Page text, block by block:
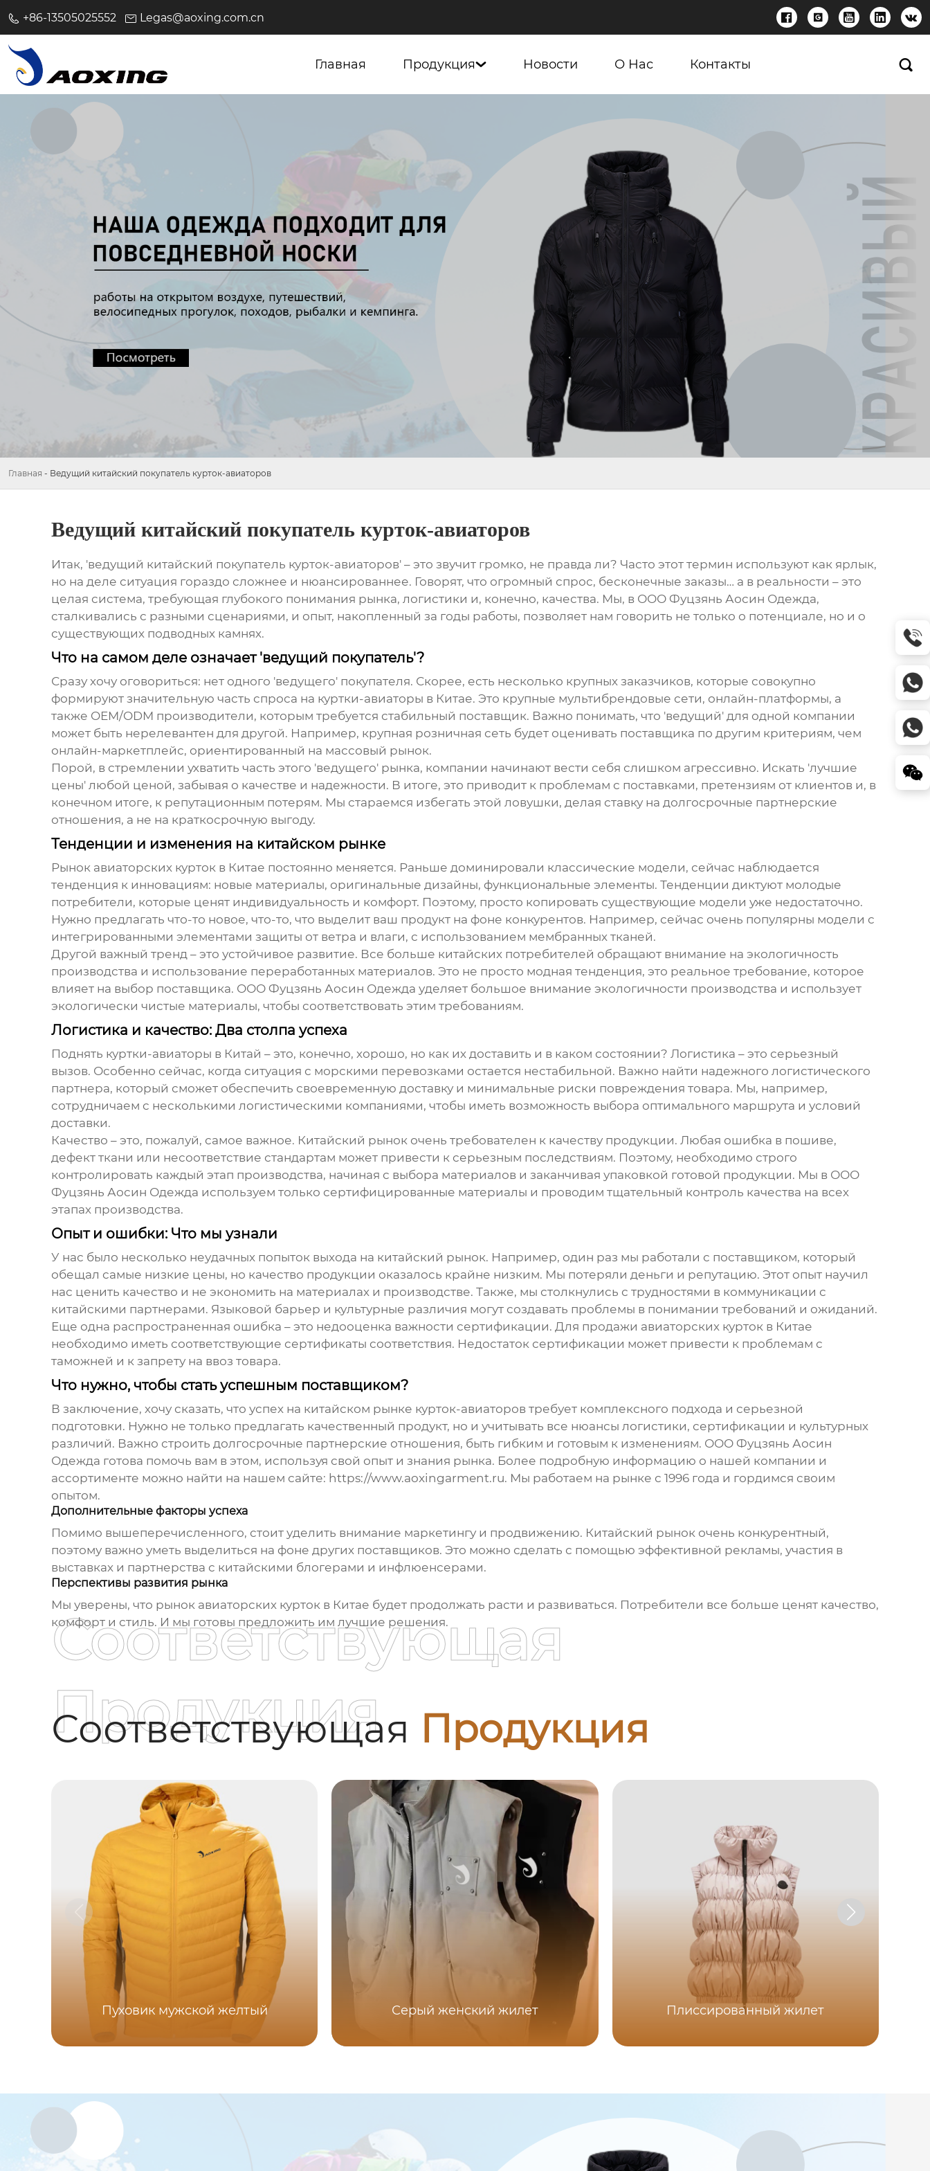
+86-13505025552 Legas@aoxing.com.cn     
Главная Продукция Новости О Нас Контакты 
Главная - Ведущий китайский покупатель курток-авиаторов
Ведущий китайский покупатель курток-авиаторов
Итак, 'ведущий китайский покупатель курток-авиаторов' – это звучит громко, не правда ли? Часто этот термин используют как ярлык,
но на деле ситуация гораздо сложнее и нюансированнее. Говорят, что огромный спрос, бесконечные заказы… а в реальности – это
целая система, требующая глубокого понимания рынка, логистики и, конечно, качества. Мы, в ООО Фуцзянь Аосин Одежда,
сталкивались с разными сценариями, и опыт, накопленный за годы работы, позволяет нам говорить не только о потенциале, но и о
существующих подводных камнях.
Что на самом деле означает 'ведущий покупатель'?
Сразу хочу оговориться: нет одного 'ведущего' покупателя. Скорее, есть несколько крупных заказчиков, которые совокупно
формируют значительную часть спроса на куртки-авиаторы в Китае. Это крупные мультибрендовые сети, онлайн-платформы, а
также OEM/ODM производители, которым требуется стабильный поставщик. Важно понимать, что 'ведущий' для одной компании
может быть нерелевантен для другой. Например, крупная розничная сеть будет оценивать поставщика по другим критериям, чем
онлайн-маркетплейс, ориентированный на массовый рынок.
Порой, в стремлении ухватить часть этого 'ведущего' рынка, компании начинают вести себя слишком агрессивно. Искать 'лучшие
цены' любой ценой, забывая о качестве и надежности. В итоге, это приводит к проблемам с поставками, претензиям от клиентов и, в
конечном итоге, к репутационным потерям. Мы стараемся избегать этой ловушки, делая ставку на долгосрочные партнерские
отношения, а не на краткосрочную выгоду.
Тенденции и изменения на китайском рынке
Рынок авиаторских куртокв Китае постоянно меняется. Раньше доминировали классические модели, сейчас наблюдается
тенденция к инновациям: новые материалы, оригинальные дизайны, функциональные элементы. Тенденции диктуют молодые
потребители, которые ценят индивидуальность и комфорт. Поэтому, просто копировать существующие модели уже недостаточно.
Нужно предлагать что-то новое, что-то, что выделит ваш продукт на фоне конкурентов. Например, сейчас очень популярны модели с
интегрированными элементами защиты от ветра и влаги, с использованием мембранных тканей.
Другой важный тренд – это устойчивое развитие. Все больше китайских потребителей обращают внимание на экологичность
производства и использование переработанных материалов. Это не просто модная тенденция, это реальное требование, которое
влияет на выбор поставщика. ООО Фуцзянь Аосин Одежда уделяет большое внимание экологичности производства и использует
экологически чистые материалы, чтобы соответствовать этим требованиям.
Логистика и качество: Два столпа успеха
Поднять куртки-авиаторы в Китай – это, конечно, хорошо, но как их доставить и в каком состоянии? Логистика – это серьезный
вызов. Особенно сейчас, когда ситуация с морскими перевозками остается нестабильной. Важно найти надежного логистического
партнера, который сможет обеспечить своевременную доставку и минимальные риски повреждения товара. Мы, например,
сотрудничаем с несколькими логистическими компаниями, чтобы иметь возможность выбора оптимального маршрута и условий
доставки.
Качество – это, пожалуй, самое важное. Китайский рынок очень требователен к качеству продукции. Любая ошибка в пошиве,
дефект ткани или несоответствие стандартам может привести к серьезным последствиям. Поэтому, необходимо строго
контролировать каждый этап производства, начиная с выбора материалов и заканчивая упаковкой готовой продукции. Мы в ООО
Фуцзянь Аосин Одежда используем только сертифицированные материалы и проводим тщательный контроль качества на всех
этапах производства.
Опыт и ошибки: Что мы узнали
У нас было несколько неудачных попыток выхода на китайский рынок. Например, один раз мы работали с поставщиком, который
обещал самые низкие цены, но качество продукции оказалось крайне низким. Мы потеряли деньги и репутацию. Этот опыт научил
нас ценить качество и не экономить на материалах и производстве. Также, мы столкнулись с трудностями в коммуникации с
китайскими партнерами. Языковой барьер и культурные различия могут создавать проблемы в понимании требований и ожиданий.
Еще одна распространенная ошибка – это недооценка важности сертификации. Для продажи авиаторских куртокв Китае
необходимо иметь соответствующие сертификаты соответствия. Недостаток сертификации может привести к проблемам с
таможней и к запрету на ввоз товара.
Что нужно, чтобы стать успешным поставщиком?
В заключение, хочу сказать, что успех на китайском рынке курток-авиаторовтребует комплексного подхода и серьезной
подготовки. Нужно не только предлагать качественный продукт, но и учитывать все нюансы логистики, сертификации и культурных
различий. Важно строить долгосрочные партнерские отношения, быть гибким и готовым к изменениям. ООО Фуцзянь Аосин
Одежда готова помочь вам в этом, используя свой опыт и знания рынка. Более подробную информацию о нашей компании и
ассортименте можно найти на нашем сайте: https://www.aoxingarment.ru. Мы работаем на рынке с 1996 года и гордимся своим
опытом.
Дополнительные факторы успеха
Помимо вышеперечисленного, стоит уделить внимание маркетингу и продвижению. Китайский рынок очень конкурентный,
поэтому важно уметь выделиться на фоне других поставщиков. Это можно сделать с помощью эффективной рекламы, участия в
выставках и партнерства с китайскими блогерами и инфлюенсерами.
Перспективы развития рынка
Мы уверены, что рынок авиаторских куртокв Китае будет продолжать расти и развиваться. Потребители все больше ценят качество,
комфорт и стиль. И мы готовы предложить им лучшие решения.
Соответствующая Продукция
Соответствующая
Продукция
Пуховик мужской желтый Серый женский жилет Плиссированный жилет